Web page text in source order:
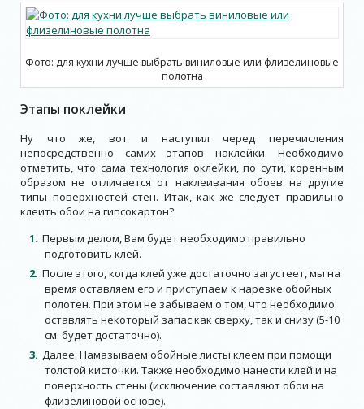
Фото: для кухни лучше выбрать виниловые или флизелиновые
полотна
Этапы поклейки
Ну что же, вот и наступил черед перечисления
непосредственно самих этапов наклейки. Необходимо
отметить, что сама технология оклейки, по сути, коренным
образом не отличается от наклеивания обоев на другие
типы поверхностей стен. Итак, как же следует правильно
клеить обои на гипсокартон?
Первым делом, Вам будет необходимо правильно
подготовить клей.
После этого, когда клей уже достаточно загустеет, мы на
время оставляем его и приступаем к нарезке обойных
полотен. При этом не забываем о том, что необходимо
оставлять некоторый запас как сверху, так и снизу (5-10
см. будет достаточно).
Далее. Намазываем обойные листы клеем при помощи
толстой кисточки. Также необходимо нанести клей и на
поверхность стены (исключение составляют обои на
флизелиновой основе).